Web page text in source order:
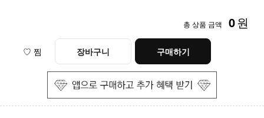
총 상품 금액 0원
♡ 찜 장바구니 구매하기